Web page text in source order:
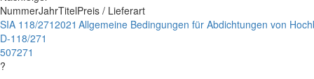
NummerJahrTitelPreis / Lieferart
SIA 118/271
D-118/271
507271
?
2021 Allgemeine Bedingungen für Abdichtungen von